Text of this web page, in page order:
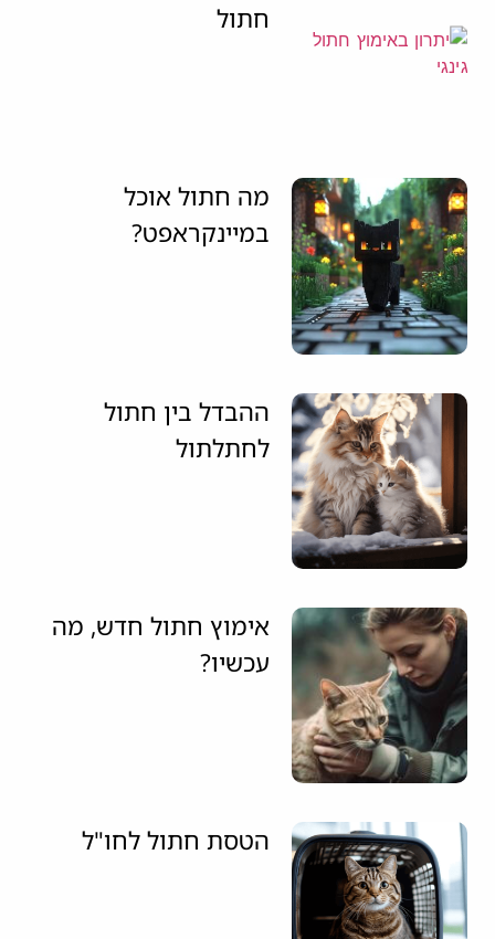
חתול
מה חתול אוכל
במיינקראפט?
ההבדל בין חתול
לחתלתול
אימוץ חתול חדש, מה
עכשיו?
הטסת חתול לחו"ל